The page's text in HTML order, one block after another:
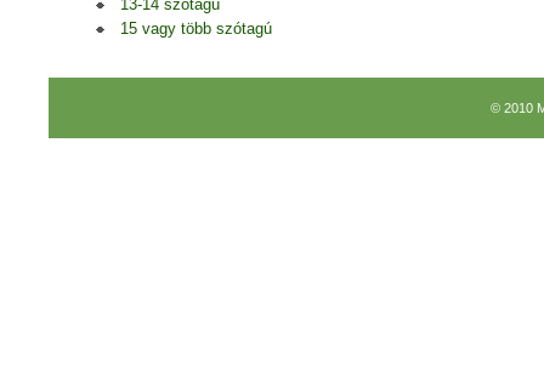
13-14 szótagú
15 vagy több szótagú
© 2010